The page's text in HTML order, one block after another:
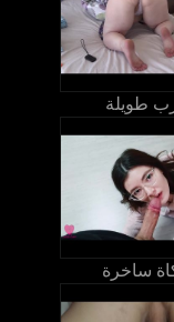
طويلة
ساخرة